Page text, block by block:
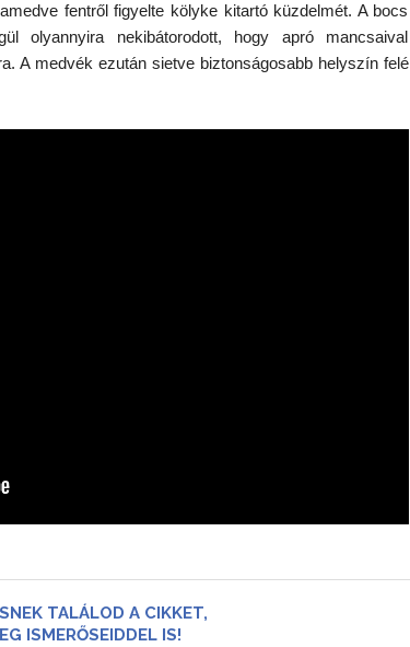
fentről figyelte kölyke kitartó küzdelmét. A bocs
olyannyira nekibátorodott, hogy apró mancsaival
A medvék ezután sietve biztonságosabb helyszín felé
TALÁLOD A CIKKET,
ISMERŐSEIDDEL IS!